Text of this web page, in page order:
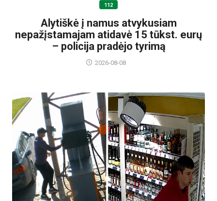
112
Alytiškė į namus atvykusiam
nepažįstamajam atidavė 15 tūkst. eurų
– policija pradėjo tyrimą
2026-08-08